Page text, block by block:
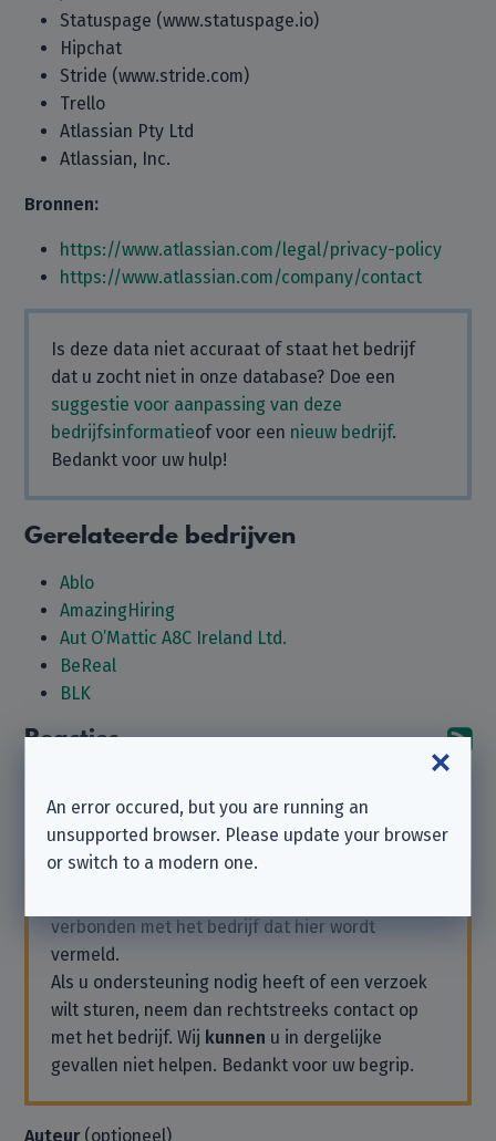
Statuspage (www.statuspage.io)
Hipchat
Stride (www.stride.com)
Trello
Atlassian Pty Ltd
Atlassian, Inc.
Bronnen:
https://www.atlassian.com/legal/privacy-policy
https://www.atlassian.com/company/contact
Is deze data niet accuraat of staat het bedrijf
dat u zocht niet in onze database? Doe een
suggestie voor aanpassing van deze
bedrijfsinformatieof voor een nieuw bedrijf.
Bedankt voor uw hulp!
Gerelateerde bedrijven
Ablo
AmazingHiring
Aut O’Mattic A8C Ireland Ltd.
BeReal
BLK
Reacties
Laat een reactie achter
verbonden met het bedrijf dat hier wordt
vermeld.
Als u ondersteuning nodig heeft of een verzoek
wilt sturen, neem dan rechtstreeks contact op
met het bedrijf. Wij kunnen u in dergelijke
gevallen niet helpen. Bedankt voor uw begrip.
Auteur(optioneel)
An error occured, but you are running an
unsupported browser. Please update your browser
or switch to a modern one.